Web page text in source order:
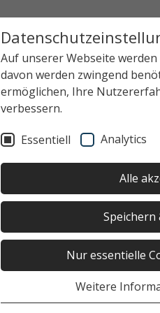
Auf unserer Webseite
davon werden zwingend
ermöglichen, Ihre
verbessern.
Essentiell Analytics
Alle
Speichern
Nur essentielle
Weitere